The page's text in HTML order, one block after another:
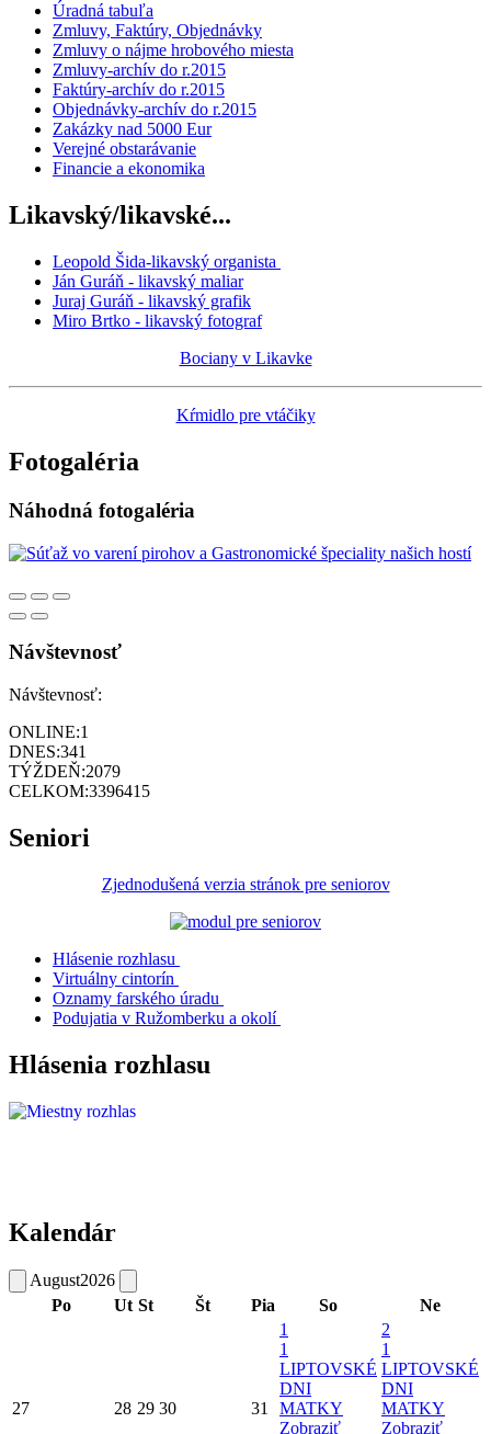
Úradná tabuľa
Zmluvy, Faktúry, Objednávky
Zmluvy o nájme hrobového miesta
Zmluvy-archív do r.2015
Faktúry-archív do r.2015
Objednávky-archív do r.2015
Zakázky nad 5000 Eur
Verejné obstarávanie
Financie a ekonomika
Likavský/likavské...
Leopold Šida-likavský organista
Ján Guráň - likavský maliar
Juraj Guráň - likavský grafik
Miro Brtko - likavský fotograf
Bociany v Likavke
Kŕmidlo pre vtáčiky
Fotogaléria
Náhodná fotogaléria
Návštevnosť
Návštevnosť:
ONLINE:1
DNES:341
TÝŽDEŇ:2079
CELKOM:3396415
Seniori
Zjednodušená verzia stránok pre seniorov
Hlásenie rozhlasu
Virtuálny cintorín
Oznamy farského úradu
Podujatia v Ružomberku a okolí
Hlásenia rozhlasu
Kalendár
August2026
Po
Ut St Št Pia So Ne
27 28 29 30 31
1
1
LIPTOVSKÉ
DNI
MATKY
Zobraziť
2
1
LIPTOVSKÉ
DNI
MATKY
Zobraziť